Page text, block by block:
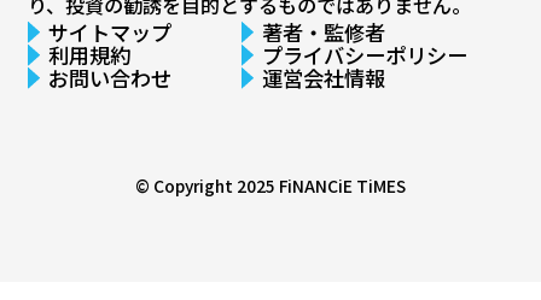
サイトマップ 著者・監修者
利用規約 プライバシーポリシー
お問い合わせ 運営会社情報
© Copyright 2025 FiNANCiE TiMES